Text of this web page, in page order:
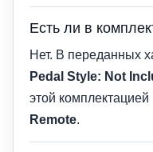
Есть ли в
Нет. В переданных
Pedal Style: Not
этой
Remote.